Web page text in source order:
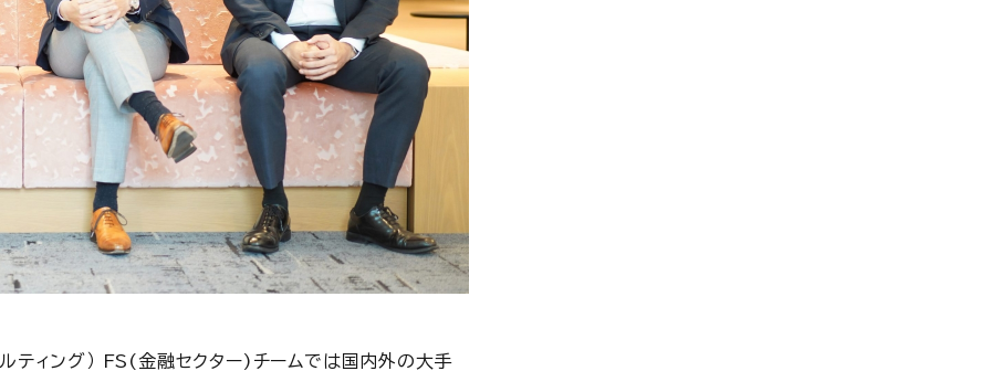
ティング） FS(金融セクター)チームでは国内外の大手